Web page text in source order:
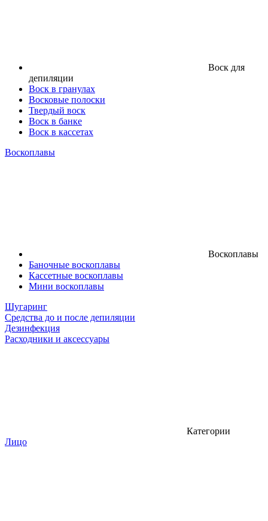
Воск для
депиляции
Воск в гранулах
Восковые полоски
Твердый воск
Воск в банке
Воск в кассетах
Воскоплавы
Воскоплавы
Баночные воскоплавы
Кассетные воскоплавы
Мини воскоплавы
Шугаринг
Средства до и после депиляции
Дезинфекция
Расходники и аксессуары
Категории
Лицо